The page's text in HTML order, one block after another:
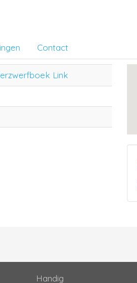
Contact
Link
Handig